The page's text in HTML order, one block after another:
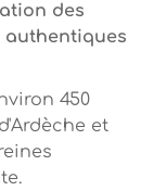
des
450
et